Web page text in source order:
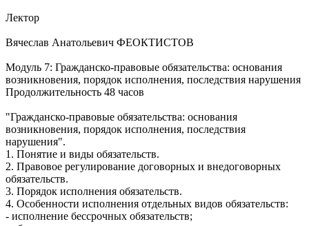
Лектор
Вячеслав Анатольевич ФЕОКТИСТОВ
Модуль 7: Гражданско-правовые обязательства: основания
возникновения, порядок исполнения, последствия нарушения
Продолжительность 48 часов
"Гражданско-правовые обязательства: основания
возникновения, порядок исполнения, последствия
нарушения".
1. Понятие и виды обязательств.
2. Правовое регулирование договорных и внедоговорных
обязательств.
3. Порядок исполнения обязательств.
4. Особенности исполнения отдельных видов обязательств:
- исполнение бессрочных обязательств;